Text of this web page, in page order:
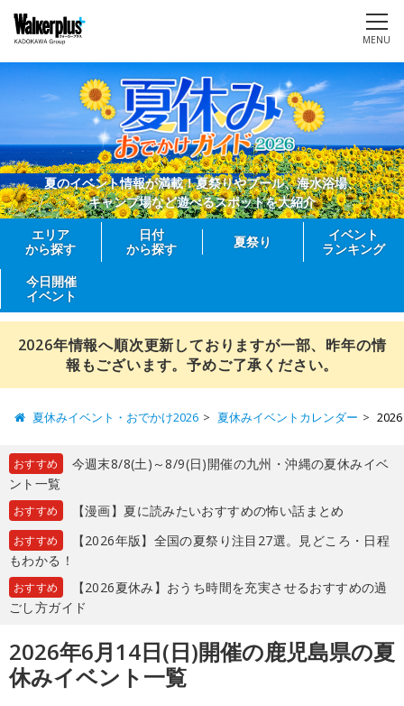
MENU
夏のイベント情報が満載！夏祭りやプール、海水浴場、
キャンプ場など遊べるスポットを大紹介
エリア
から探す
日付
から探す
夏祭り
イベント
ランキング
今日開催
イベント
2026年情報へ順次更新しておりますが一部、昨年の情
報もございます。予めご了承ください。
夏休みイベント・おでかけ2026 夏休みイベントカレンダー
おすすめ
今週末8/8(土)～8/9(日)開催の九州・沖縄の夏休みイベ
ント一覧
おすすめ 【漫画】夏に読みたいおすすめの怖い話まとめ
おすすめ
【2026年版】全国の夏祭り注目27選。見どころ・日程
もわかる！
おすすめ
【2026夏休み】おうち時間を充実させるおすすめの過
ごし方ガイド
2026年6月14日(日)開催の鹿児島県の夏
休みイベント一覧